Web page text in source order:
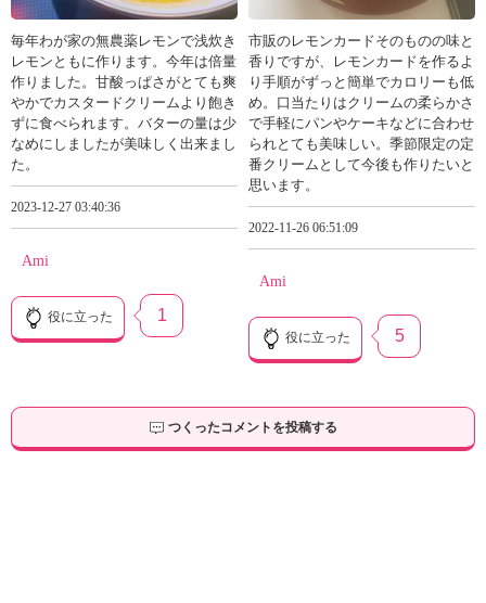
毎年わが家の無農薬レモンで浅炊き
レモンともに作ります。今年は倍量
作りました。甘酸っぱさがとても爽
やかでカスタードクリームより飽き
ずに食べられます。バターの量は少
なめにしましたが美味しく出来まし
た。
2023-12-27 03:40:36
Ami
役に立った 1
市販のレモンカードそのものの味と
香りですが、レモンカードを作るよ
り手順がずっと簡単でカロリーも低
め。口当たりはクリームの柔らかさ
で手軽にパンやケーキなどに合わせ
られとても美味しい。季節限定の定
番クリームとして今後も作りたいと
思います。
2022-11-26 06:51:09
Ami
役に立った 5
つくったコメントを投稿する